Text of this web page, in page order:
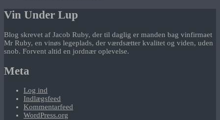
Vin Under Lup
Blog skrevet af Jacob Ruby, der til daglig er manden bag vinfirmaet
Mr Ruby, en vinøs legeplads, der værdsætter kvalitet og viden, uden
snob. Forvent altid en jordnær oplevelse.
Meta
Log ind
Indlægsfeed
Kommentarfeed
WordPress.org